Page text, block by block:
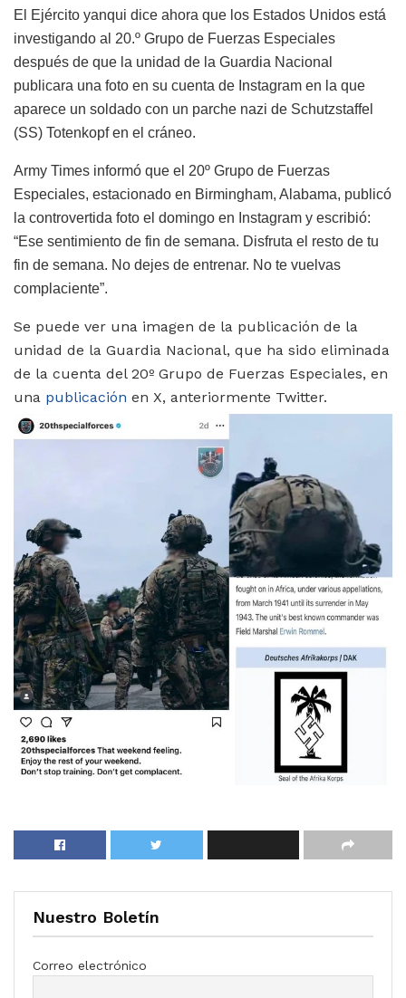
El Ejército yanqui dice ahora que los Estados Unidos está
investigando al 20.º Grupo de Fuerzas Especiales
después de que la unidad de la Guardia Nacional
publicara una foto en su cuenta de Instagram en la que
aparece un soldado con un parche nazi de Schutzstaffel
(SS) Totenkopf en el cráneo.
Army Times informó que el 20º Grupo de Fuerzas
Especiales, estacionado en Birmingham, Alabama, publicó
la controvertida foto el domingo en Instagram y escribió:
“Ese sentimiento de fin de semana. Disfruta el resto de tu
fin de semana. No dejes de entrenar. No te vuelvas
complaciente”.
Se puede ver una imagen de la publicación de la
unidad de la Guardia Nacional, que ha sido eliminada
de la cuenta del 20º Grupo de Fuerzas Especiales, en
una publicación en X, anteriormente Twitter.
Nuestro Boletín
Correo electrónico